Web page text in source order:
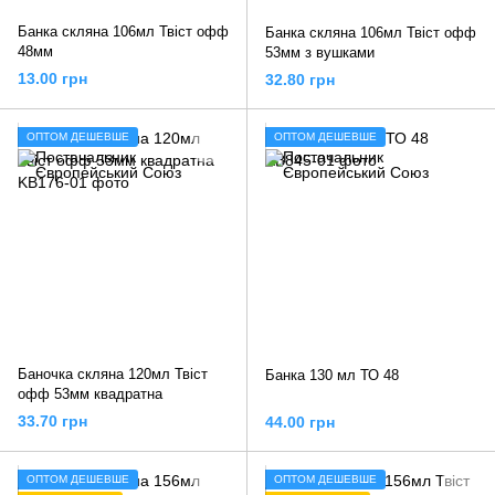
Банка скляна 106мл Твіст офф
48мм
13.00 грн
Банка скляна 106мл Твіст офф
53мм з вушками
32.80 грн
ОПТОМ ДЕШЕВШЕ
Баночка скляна 120мл Твіст
офф 53мм квадратна
33.70 грн
ОПТОМ ДЕШЕВШЕ
Банка 130 мл ТО 48
44.00 грн
ОПТОМ ДЕШЕВШЕ ОПТОМ ДЕШЕВШЕ